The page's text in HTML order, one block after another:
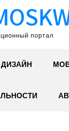
портал
ДИЗАЙН